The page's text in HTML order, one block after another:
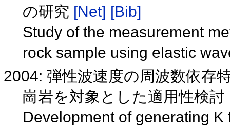
の研究 [Net] [Bib]
Study of the measurement
rock sample using elastic
2004: 弾性波速度の周波数依存
崗岩を対象とした適用性検討
Development of generating